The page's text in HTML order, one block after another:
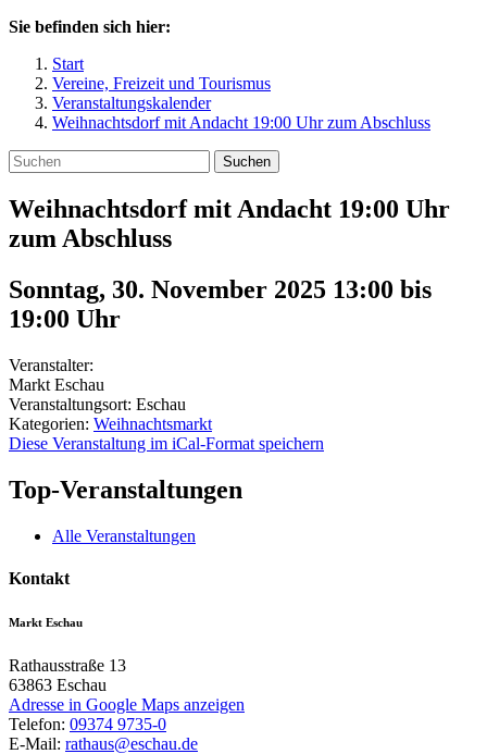
Sie befinden sich hier:
Start
Vereine, Freizeit und Tourismus
Veranstaltungskalender
Weihnachtsdorf mit Andacht 19:00 Uhr zum Abschluss
Suchen
Weihnachtsdorf mit Andacht 19:00 Uhr
zum Abschluss
Sonntag, 30. November 2025 13:00 bis
19:00 Uhr
Veranstalter:
Markt Eschau
Veranstaltungsort: Eschau
Kategorien: Weihnachtsmarkt
Diese Veranstaltung im iCal-Format speichern
Top-Veranstaltungen
Alle Veranstaltungen
Kontakt
Markt Eschau
Rathausstraße 13
63863 Eschau
Adresse in Google Maps anzeigen
Telefon: 09374 9735-0
E-Mail: rathaus@eschau.de